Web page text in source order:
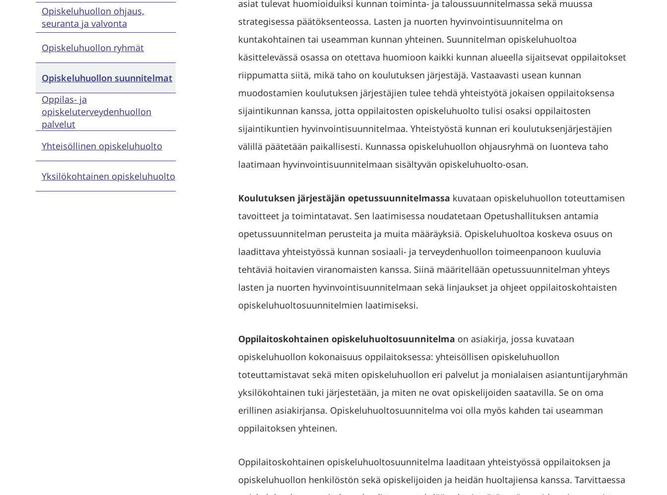
Opiskeluhuollon ohjaus,
seuranta ja valvonta
Opiskeluhuollon ryhmät
Opiskeluhuollon suunnitelmat
Oppilas- ja
opiskeluterveydenhuollon
palvelut
Yhteisöllinen opiskeluhuolto
Yksilökohtainen opiskeluhuolto
asiat tulevat huomioiduiksi kunnan toiminta- ja taloussuunnitelmassa sekä muussa
strategisessa päätöksenteossa. Lasten ja nuorten hyvinvointisuunnitelma on
kuntakohtainen tai useamman kunnan yhteinen. Suunnitelman opiskeluhuoltoa
käsittelevässä osassa on otettava huomioon kaikki kunnan alueella sijaitsevat oppilaitokset
riippumatta siitä, mikä taho on koulutuksen järjestäjä. Vastaavasti usean kunnan
muodostamien koulutuksen järjestäjien tulee tehdä yhteistyötä jokaisen oppilaitoksensa
sijaintikunnan kanssa, jotta oppilaitosten opiskeluhuolto tulisi osaksi oppilaitosten
sijaintikuntien hyvinvointisuunnitelmaa. Yhteistyöstä kunnan eri koulutuksenjärjestäjien
välillä päätetään paikallisesti. Kunnassa opiskeluhuollon ohjausryhmä on luonteva taho
laatimaan hyvinvointisuunnitelmaan sisältyvän opiskeluhuolto-osan.
Koulutuksen järjestäjän opetussuunnitelmassa kuvataan opiskeluhuollon toteuttamisen
tavoitteet ja toimintatavat. Sen laatimisessa noudatetaan Opetushallituksen antamia
opetussuunnitelman perusteita ja muita määräyksiä. Opiskeluhuoltoa koskeva osuus on
laadittava yhteistyössä kunnan sosiaali- ja terveydenhuollon toimeenpanoon kuuluvia
tehtäviä hoitavien viranomaisten kanssa. Siinä määritellään opetussuunnitelman yhteys
lasten ja nuorten hyvinvointisuunnitelmaan sekä linjaukset ja ohjeet oppilaitoskohtaisten
opiskeluhuoltosuunnitelmien laatimiseksi.
Oppilaitoskohtainen opiskeluhuoltosuunnitelma on asiakirja, jossa kuvataan
opiskeluhuollon kokonaisuus oppilaitoksessa: yhteisöllisen opiskeluhuollon
toteuttamistavat sekä miten opiskeluhuollon eri palvelut ja monialaisen asiantuntijaryhmän
yksilökohtainen tuki järjestetään, ja miten ne ovat opiskelijoiden saatavilla. Se on oma
erillinen asiakirjansa. Opiskeluhuoltosuunnitelma voi olla myös kahden tai useamman
oppilaitoksen yhteinen.
Oppilaitoskohtainen opiskeluhuoltosuunnitelma laaditaan yhteistyössä oppilaitoksen ja
opiskeluhuollon henkilöstön sekä opiskelijoiden ja heidän huoltajiensa kanssa. Tarvittaessa